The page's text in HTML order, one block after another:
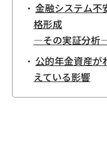
金融システム不
格形成
―その実証分析
公的年金資産が
えている影響